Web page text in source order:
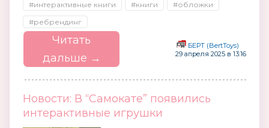
#интерактивные книги
#книги
#обложки
#ребрендинг
Читать
дальше →
БЕРТ (BertToys)
29 апреля 2025 в 13:16
Новости: В “Самокате” появились
интерактивные игрушки